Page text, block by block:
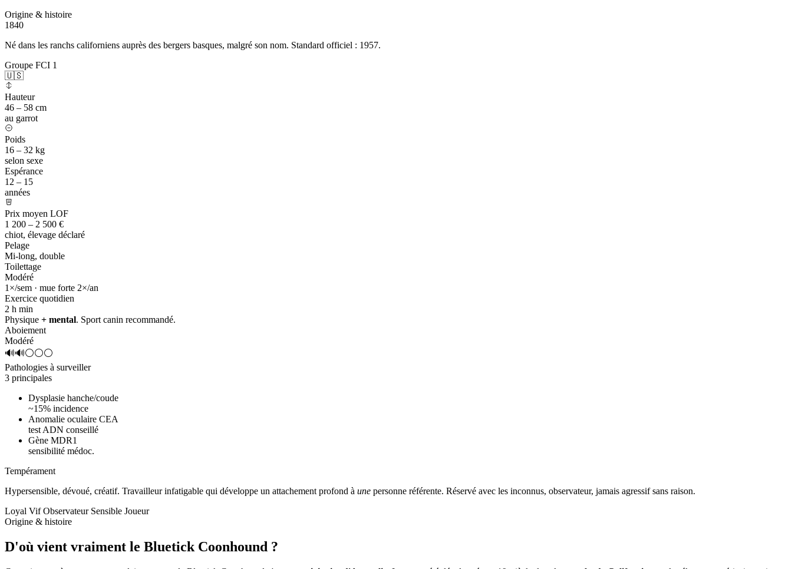
Origine & histoire
1840
Né dans les ranchs californiens auprès des bergers basques, malgré son nom. Standard officiel : 1957.
Groupe FCI 1
🇺🇸
Hauteur
46 – 58 cm
au garrot
Poids
16 – 32 kg
selon sexe
Espérance
12 – 15
années
Prix moyen LOF
1 200 – 2 500 €
chiot, élevage déclaré
Pelage
Mi-long, double
Toilettage
Modéré
1×/sem · mue forte 2×/an
Exercice quotidien
2 h min
Physique + mental. Sport canin recommandé.
Aboiement
Modéré
🔊🔊⚪⚪⚪
Pathologies à surveiller
3 principales
Dysplasie hanche/coude
~15% incidence
Anomalie oculaire CEA
test ADN conseillé
Gène MDR1
sensibilité médoc.
Tempérament
Hypersensible, dévoué, créatif. Travailleur infatigable qui développe un attachement profond à une personne référente. Réservé avec les inconnus, observateur, jamais agressif sans raison.
Loyal Vif Observateur Sensible Joueur
Origine & histoire
D'où vient vraiment le Bluetick Coonhound ?